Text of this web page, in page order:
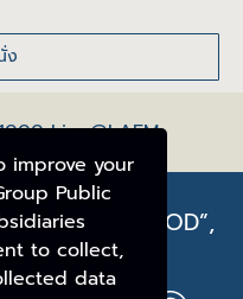
improve your
Public
to collect,
data
Line@LAEM
SEAFOOD”,
YOU.